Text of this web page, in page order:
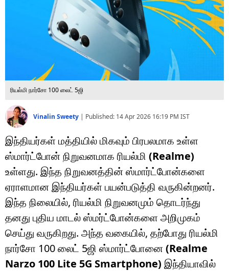
ஷார்ட் வீடியோஸ்
வலை கதைகள்
ரியல்மி நார்சோ 100 லைட் 5ஜி
Vinalin Sweety | Published: 14 Apr 2026 16:19 PM IST
இந்தியர்கள் மத்தியில் மிகவும் பிரபலமாக உள்ள
ஸ்மார்ட்போன் நிறுவனமாக ரியல்மி (Realme)
உள்ளது. இந்த நிறுவனத்தின் ஸ்மார்ட்போன்களை
ஏராளமான இந்தியர்கள் பயன்படுத்தி வருகின்றனர்.
இந்த நிலையில், ரியல்மி நிறுவனமும் தொடர்ந்து
தனது புதிய மாடல் ஸ்மர்ட்போன்களை அறிமுகம்
செய்து வருகிறது. அந்த வகையில், தற்போது ரியல்மி
நார்சோ 100 லைட் 5ஜி ஸ்மார்ட்போனை(Realme
Narzo 100 Lite 5G Smartphone) இந்தியாவில்